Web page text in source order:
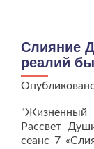
Слияние
реалий
Рассвет
сеанс 7